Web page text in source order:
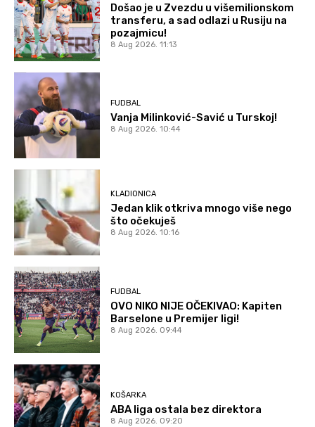
Došao je u Zvezdu u višemilionskom
transferu, a sad odlazi u Rusiju na
pozajmicu!
8 Aug 2026. 11:13
FUDBAL
Vanja Milinković-Savić u Turskoj!
8 Aug 2026. 10:44
KLADIONICA
Jedan klik otkriva mnogo više nego
što očekuješ
8 Aug 2026. 10:16
FUDBAL
OVO NIKO NIJE OČEKIVAO: Kapiten
Barselone u Premijer ligi!
8 Aug 2026. 09:44
KOŠARKA
ABA liga ostala bez direktora
8 Aug 2026. 09:20